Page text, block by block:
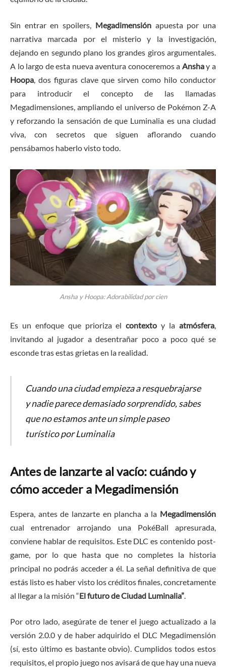
Sin entrar en spoilers, Megadimensiónapuesta por una
narrativa marcada por el misterio y la investigación,
dejando en segundo plano los grandes giros argumentales.
A lo largo de esta nueva aventura conoceremos a Anshay a
Hoopa , dos figuras clave que sirven como hilo conductor
para introducir el concepto de las llamadas
Megadimensiones, ampliando el universo de Pokémon Z-A
y reforzando la sensación de que Luminalia es una ciudad
viva, con secretos que siguen aflorando cuando
pensábamos haberlo visto todo.
Ansha y Hoopa: Adorabilidad por cien
Es un enfoque que prioriza elcontexto y laatmósfera,
invitando al jugador a desentrañar poco a poco qué se
esconde tras estas grietas en la realidad.
Cuando una ciudad empieza a resquebrajarse
y nadie parece demasiado sorprendido, sabes
que no estamos ante un simple paseo
turístico por Luminalia
Antes de lanzarte al vacío: cuándo y
cómo acceder a Megadimensión
Espera, antes de lanzarte en plancha a la Megadimensión
cual entrenador arrojando una PokéBall apresurada,
conviene hablar de requisitos. Este DLC es contenido post-
game, por lo que hasta que no completes la historia
principal no podrás acceder a él. La señal definitiva de que
estás listo es haber visto los créditos finales, concretamente
al llegar a la misión “El futuro de Ciudad Luminalia”
Por otro lado, asegúrate de tener el juego actualizado a la
versión 2.0.0 y de haber adquirido el DLC Megadimensión
(sí, esto último es bastante obvio). Cumplidos todos estos
requisitos, el propio juego nos avisará de que hay una nueva